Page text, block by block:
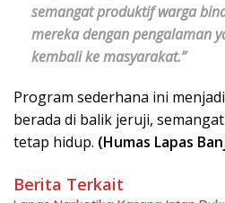
semangat produktif warga
mereka dengan pengalaman
kembali ke masyarakat.”
Program sederhana ini
berada di balik jeruji,
tetap hidup. (Humas Lapas
Berita Terkait